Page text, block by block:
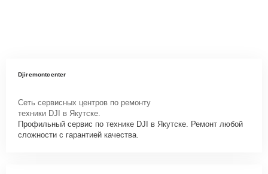
Djiremontcenter
Сеть сервисных центров по ремонту
техники DJI в Якутске.
Профильный сервис по технике DJI в Якутске. Ремонт любой
сложности с гарантией качества.